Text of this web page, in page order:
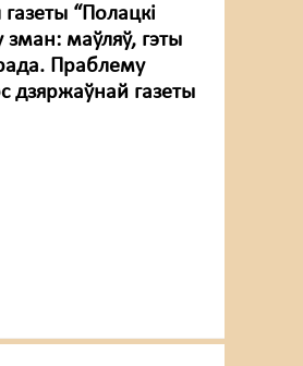
“Полацкі
зман: маўляў, гэты
Праблему
дзяржаўнай газеты